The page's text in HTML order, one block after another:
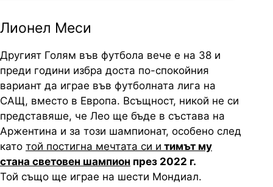
Лионел Меси
Другият Голям във футбола вече е на 38 и
преди години избра доста по-спокойния
вариант да играе във футболната лига на
САЩ, вместо в Европа. Всъщност, никой не си
представяше, че Лео ще бъде в състава на
Аржентина и за този шампионат, особено след
като той постигна мечтата си и тимът му
стана световен шампион през 2022 г.
Той също ще играе на шести Мондиал.